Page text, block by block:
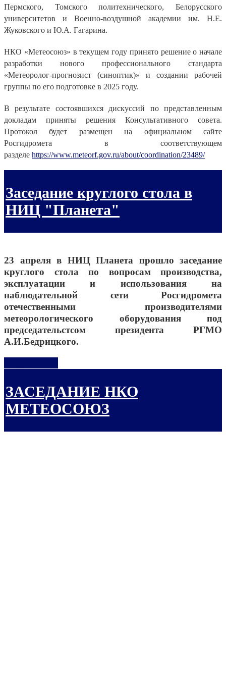
Пермского, Томского политехнического, Белорусского
университетов и Военно-воздушной академии им. Н.Е.
Жуковского и Ю.А. Гагарина.
НКО «Метеосоюз» в текущем году принято решение о начале
разработки нового профессионального стандарта
«Метеоролог-прогнозист (синоптик)» и создании рабочей
группы по его подготовке в 2025 году.
В результате состоявшихся дискуссий по представленным
докладам приняты решения Консультативного совета.
Протокол будет размещен на официальном сайте
Росгидромета в соответствующем
разделе https://www.meteorf.gov.ru/about/coordination/23489/
Заседание круглого стола в
НИЦ "Планета"
23 апреля в НИЦ Планета прошло заседание
круглого стола по вопросам производства,
эксплуатации и использования на
наблюдательной сети Росгидромета
отечественными производителями
метеорологического оборудования под
председательстсом президента РГМО
А.И.Бедрицкого.
ЗАСЕДАНИЕ НКО
МЕТЕОСОЮЗ